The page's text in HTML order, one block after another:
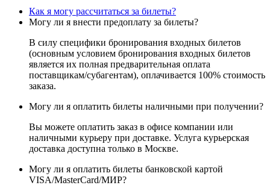
Как я могу рассчитаться за билеты?
Могу ли я внести предоплату за билеты?
В силу специфики бронирования входных билетов
(основным условием бронирования входных билетов
является их полная предварительная оплата
поставщикам/субагентам), оплачивается 100% стоимость
заказа.
Могу ли я оплатить билеты наличными при получении?
Вы можете оплатить заказ в офисе компании или
наличными курьеру при доставке. Услуга курьерская
доставка доступна только в Москве.
Могу ли я оплатить билеты банковской картой
VISA/MasterСard/МИР?